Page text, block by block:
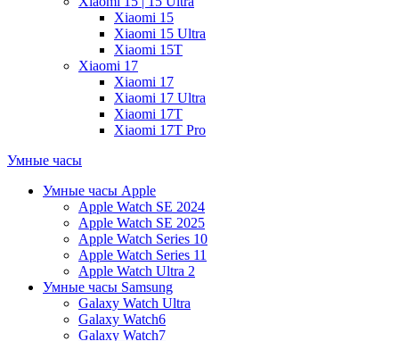
Xiaomi 15
Xiaomi 15 Ultra
Xiaomi 15T
Xiaomi 17
Xiaomi 17
Xiaomi 17 Ultra
Xiaomi 17T
Xiaomi 17T Pro
Умные часы
Умные часы Apple
Apple Watch SE 2024
Apple Watch SE 2025
Apple Watch Series 10
Apple Watch Series 11
Apple Watch Ultra 2
Умные часы Samsung
Galaxy Watch Ultra
Galaxy Watch6
Galaxy Watch7